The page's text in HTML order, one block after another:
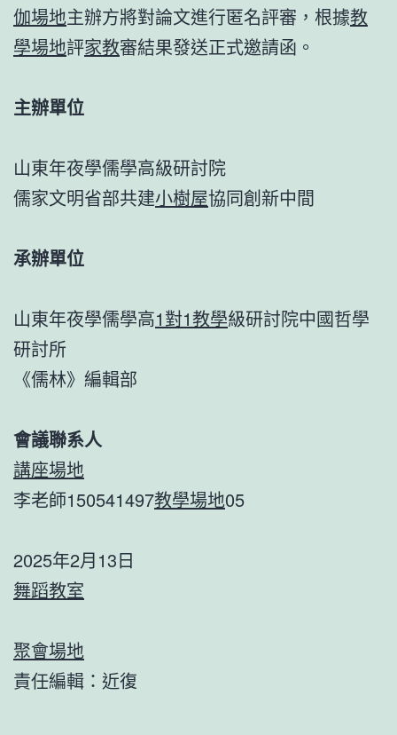
伽場地主辦方將對論文進行匿名評審，根據教
學場地評家教審結果發送正式邀請函。
主辦單位
山東年夜學儒學高級研討院
儒家文明省部共建小樹屋協同創新中間
承辦單位
山東年夜學儒學高1對1教學級研討院中國哲學
研討所
《儒林》編輯部
會議聯系人
講座場地
李老師150541497教學場地05
2025年2月13日
舞蹈教室
聚會場地
責任編輯：近復